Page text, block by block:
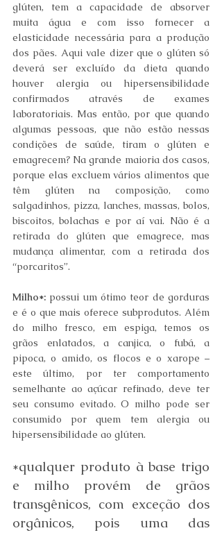
glúten, tem a capacidade de absorver
muita água e com isso fornecer a
elasticidade necessária para a produção
dos pães. Aqui vale dizer que o glúten só
deverá ser excluído da dieta quando
houver alergia ou hipersensibilidade
confirmados através de exames
laboratoriais. Mas então, por que quando
algumas pessoas, que não estão nessas
condições de saúde, tiram o glúten e
emagrecem? Na grande maioria dos casos,
porque elas excluem vários alimentos que
têm glúten na composição, como
salgadinhos, pizza, lanches, massas, bolos,
biscoitos, bolachas e por aí vai. Não é a
retirada do glúten que emagrece, mas
mudança alimentar, com a retirada dos
“porcaritos”.
Milho*: possui um ótimo teor de gorduras
e é o que mais oferece subprodutos. Além
do milho fresco, em espiga, temos os
grãos enlatados, a canjica, o fubá, a
pipoca, o amido, os flocos e o xarope –
este último, por ter comportamento
semelhante ao açúcar refinado, deve ter
seu consumo evitado. O milho pode ser
consumido por quem tem alergia ou
hipersensibilidade ao glúten.
*qualquer produto à base trigo
e milho provém de grãos
transgênicos, com exceção dos
orgânicos, pois uma das